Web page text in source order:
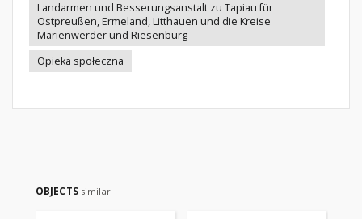
Landarmen und Besserungsanstalt zu Tapiau für
Ostpreußen, Ermeland, Litthauen und die Kreise
Marienwerder und Riesenburg
Opieka społeczna
OBJECTS similar